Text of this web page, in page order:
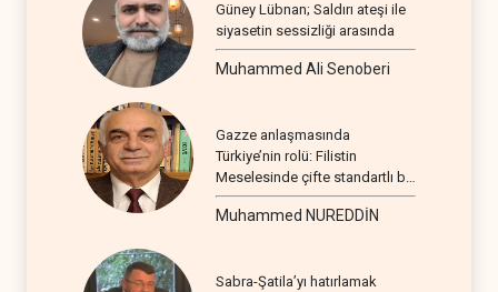
Güney Lübnan; Saldırı ateşi ile
siyasetin sessizliği arasında
Muhammed Ali Senoberi
Gazze anlaşmasında
Türkiye’nin rolü: Filistin
Meselesinde çifte standartlı bir
seyir
Muhammed NUREDDİN
Sabra-Şatila’yı hatırlamak